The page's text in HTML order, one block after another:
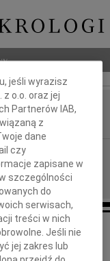
Premierowi
jeśli wyrazisz
o.o. oraz jej
Partnerów IAB,
z
dane
czy
zapisane w
szczególności
do
serwisach,
treści w nich
Jeśli nie
jej zakres lub